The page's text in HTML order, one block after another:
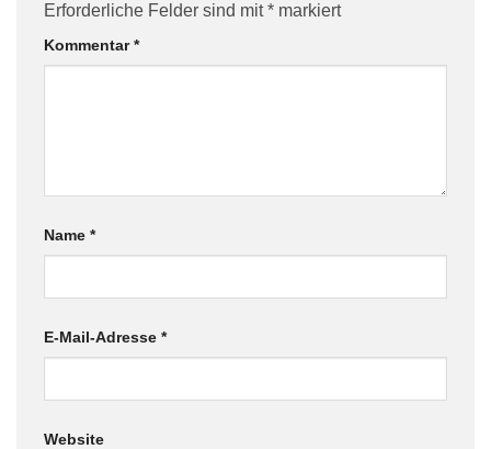
Erforderliche Felder sind mit* markiert
Kommentar*
Name *
E-Mail-Adresse *
Website